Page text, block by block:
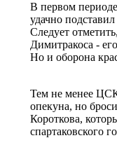
В первом
удачно
Следует
Димитракоса -
Но и оборона
Тем не менее
опекуна, но
Короткова,
спартаковского